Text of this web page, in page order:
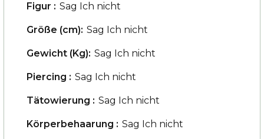
Figur : Sag Ich nicht
Größe (cm): Sag Ich nicht
Gewicht (Kg): Sag Ich nicht
Piercing : Sag Ich nicht
Tätowierung : Sag Ich nicht
Körperbehaarung : Sag Ich nicht